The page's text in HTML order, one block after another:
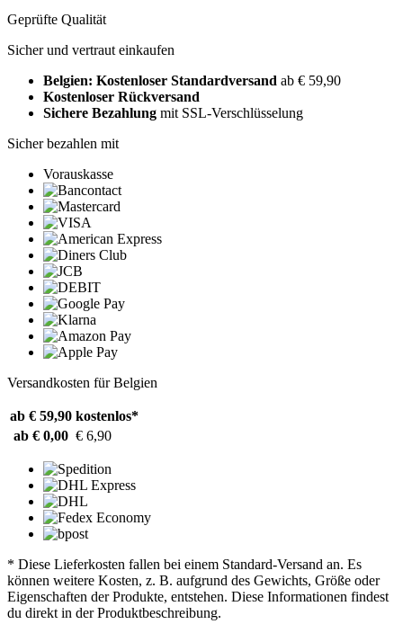
Geprüfte Qualität
Sicher und vertraut einkaufen
Belgien: Kostenloser Standardversand ab € 59,90
Kostenloser Rückversand
Sichere Bezahlung mit SSL-Verschlüsselung
Sicher bezahlen mit
Vorauskasse
Versandkosten für Belgien
ab € 59,90 kostenlos*
ab € 0,00 € 6,90
* Diese Lieferkosten fallen bei einem Standard-Versand an. Es
können weitere Kosten, z. B. aufgrund des Gewichts, Größe oder
Eigenschaften der Produkte, entstehen. Diese Informationen findest
du direkt in der Produktbeschreibung.